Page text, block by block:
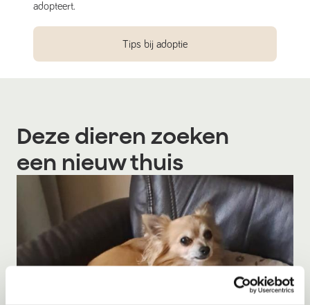
adopteert.
Tips bij adoptie
Deze dieren zoeken
een nieuw thuis